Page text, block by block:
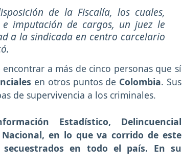
de la Fiscalía, los cuales,
imputación de cargos, un juez le
a la sindicada en centro carcelario
a más de cinco personas que sí
en otros puntos de Colombia. Sus
de supervivencia a los criminales.
Estadístico, Delincuencial
en lo que va corrido de este
en todo el país. En su